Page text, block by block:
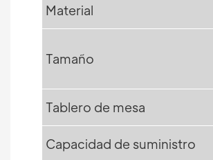
Material
Tamaño
Tablero de mesa
Capacidad de suministro